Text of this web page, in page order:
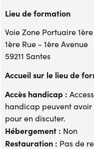
Lieu de formation
Voie Zone Portuaire
1ère Rue - 1ère Avenue
59211 Santes
Accueil sur le lieu de
Accès handicap :
handicap peuvent avoir
pour en discuter.
Hébergement : Non
Restauration : Pas de